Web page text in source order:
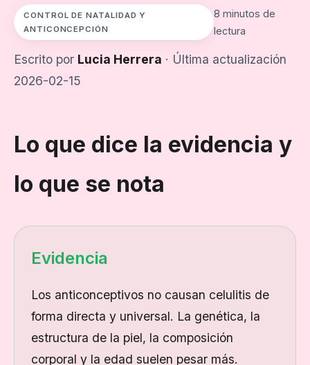
CONTROL DE NATALIDAD Y
ANTICONCEPCIÓN
8 minutos de
lectura
Escrito por Lucia Herrera · Última actualización
2026-02-15
Lo que dice la evidencia y
lo que se nota
Evidencia
Los anticonceptivos no causan celulitis de
forma directa y universal. La genética, la
estructura de la piel, la composición
corporal y la edad suelen pesar más.